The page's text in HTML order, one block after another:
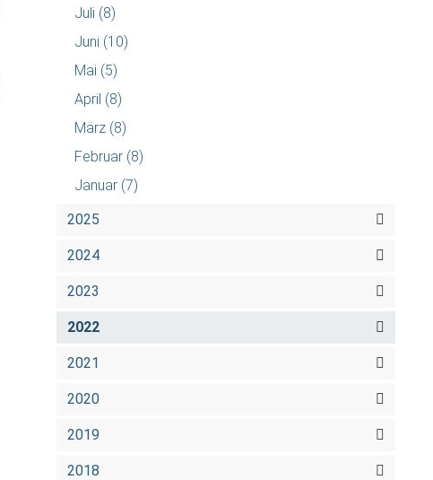
Juli (8)
Juni (10)
Mai (5)
April (8)
März (8)
Februar (8)
Januar (7)
2025
2024
2023
2022
2021
2020
2019
2018